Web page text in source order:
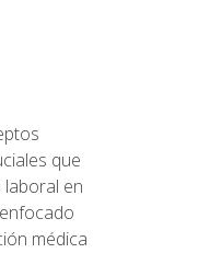
que
en
médica